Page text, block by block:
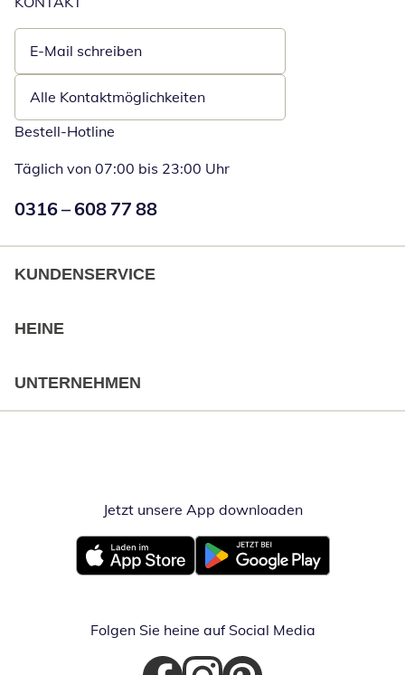
E-Mail schreiben
Öffnet E-Mail-Client
Alle Kontaktmöglichkeiten
Bestell-Hotline
Täglich von 07:00 bis 23:00 Uhr
Numéro de téléphone:
0316 – 608 77 88
KUNDENSERVICE
HEINE
UNTERNEHMEN
Jetzt unsere App downloadenÖffnet in
Öffnet in neuem FensterÖffnet in neuem Fenster
Folgen Sie heine auf Social Media